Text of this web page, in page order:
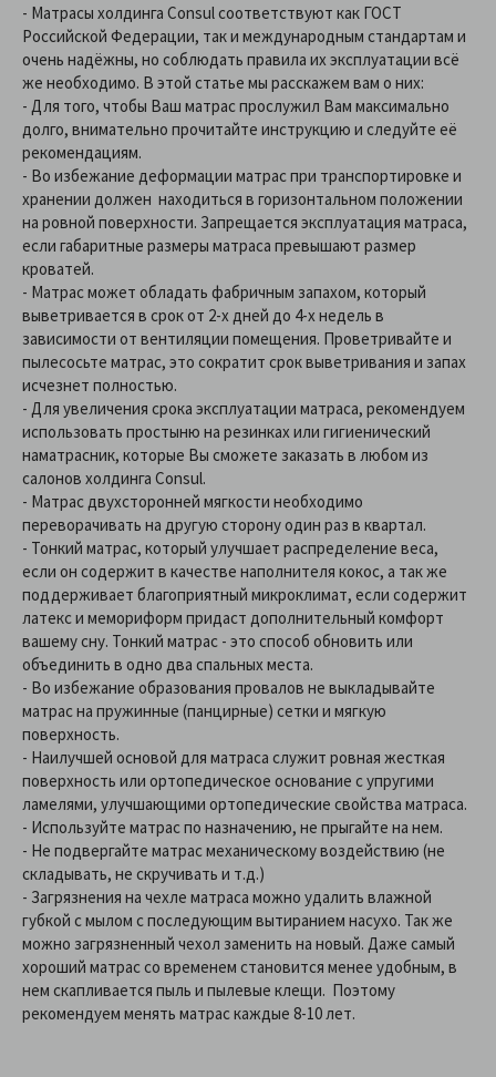
- Матрасы холдинга Consul соответствуют как ГОСТ
Российской Федерации, так и международным стандартам и
очень надёжны, но соблюдать правила их эксплуатации всё
же необходимо. В этой статье мы расскажем вам о них:
- Для того, чтобы Ваш матрас прослужил Вам максимально
долго, внимательно прочитайте инструкцию и следуйте её
рекомендациям.
- Во избежание деформации матрас при транспортировке и
хранении должен находиться в горизонтальном положении
на ровной поверхности. Запрещается эксплуатация матраса,
если габаритные размеры матраса превышают размер
кроватей.
- Матрас может обладать фабричным запахом, который
выветривается в срок от 2-х дней до 4-х недель в
зависимости от вентиляции помещения. Проветривайте и
пылесосьте матрас, это сократит срок выветривания и запах
исчезнет полностью.
- Для увеличения срока эксплуатации матраса, рекомендуем
использовать простыню на резинках или гигиенический
наматрасник, которые Вы сможете заказать в любом из
салонов холдинга Consul.
- Матрас двухсторонней мягкости необходимо
переворачивать на другую сторону один раз в квартал.
- Тонкий матрас, который улучшает распределение веса,
если он содержит в качестве наполнителя кокос, а так же
поддерживает благоприятный микроклимат, если содержит
латекс и мемориформ придаст дополнительный комфорт
вашему сну. Тонкий матрас - это способ обновить или
объединить в одно два спальных места.
- Во избежание образования провалов не выкладывайте
матрас на пружинные (панцирные) сетки и мягкую
поверхность.
- Наилучшей основой для матраса служит ровная жесткая
поверхность или ортопедическое основание с упругими
ламелями, улучшающими ортопедические свойства матраса.
- Используйте матрас по назначению, не прыгайте на нем.
- Не подвергайте матрас механическому воздействию (не
складывать, не скручивать и т.д.)
- Загрязнения на чехле матраса можно удалить влажной
губкой с мылом с последующим вытиранием насухо. Так же
можно загрязненный чехол заменить на новый. Даже самый
хороший матрас со временем становится менее удобным, в
нем скапливается пыль и пылевые клещи. Поэтому
рекомендуем менять матрас каждые 8-10 лет.